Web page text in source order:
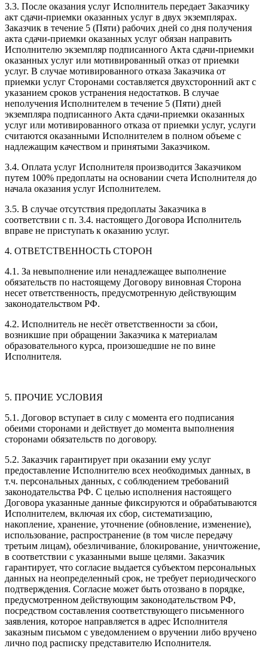
3.3. После оказания услуг Исполнитель передает Заказчику
акт сдачи-приемки оказанных услуг в двух экземплярах.
Заказчик в течение 5 (Пяти) рабочих дней со дня получения
акта сдачи-приемки оказанных услуг обязан направить
Исполнителю экземпляр подписанного Акта сдачи-приемки
оказанных услуг или мотивированный отказ от приемки
услуг. В случае мотивированного отказа Заказчика от
приемки услуг Сторонами составляется двухсторонний акт с
указанием сроков устранения недостатков. В случае
неполучения Исполнителем в течение 5 (Пяти) дней
экземпляра подписанного Акта сдачи-приемки оказанных
услуг или мотивированного отказа от приемки услуг, услуги
считаются оказанными Исполнителем в полном объеме с
надлежащим качеством и принятыми Заказчиком.
3.4. Оплата услуг Исполнителя производится Заказчиком
путем 100% предоплаты на основании счета Исполнителя до
начала оказания услуг Исполнителем.
3.5. В случае отсутствия предоплаты Заказчика в
соответствии с п. 3.4. настоящего Договора Исполнитель
вправе не приступать к оказанию услуг.
4. ОТВЕТСТВЕННОСТЬ СТОРОН
4.1. За невыполнение или ненадлежащее выполнение
обязательств по настоящему Договору виновная Сторона
несет ответственность, предусмотренную действующим
законодательством РФ.
4.2. Исполнитель не несёт ответственности за сбои,
возникшие при обращении Заказчика к материалам
образовательного курса, произошедшие не по вине
Исполнителя.
5. ПРОЧИЕ УСЛОВИЯ
5.1. Договор вступает в силу с момента его подписания
обеими сторонами и действует до момента выполнения
сторонами обязательств по договору.
5.2. Заказчик гарантирует при оказании ему услуг
предоставление Исполнителю всех необходимых данных, в
т.ч. персональных данных, с соблюдением требований
законодательства РФ. С целью исполнения настоящего
Договора указанные данные фиксируются и обрабатываются
Исполнителем, включая их сбор, систематизацию,
накопление, хранение, уточнение (обновление, изменение),
использование, распространение (в том числе передачу
третьим лицам), обезличивание, блокирование, уничтожение,
в соответствии с указанными выше целями. Заказчик
гарантирует, что согласие выдается субъектом персональных
данных на неопределенный срок, не требует периодического
подтверждения. Согласие может быть отозвано в порядке,
предусмотренном действующим законодательством РФ,
посредством составления соответствующего письменного
заявления, которое направляется в адрес Исполнителя
заказным письмом с уведомлением о вручении либо вручено
лично под расписку представителю Исполнителя.